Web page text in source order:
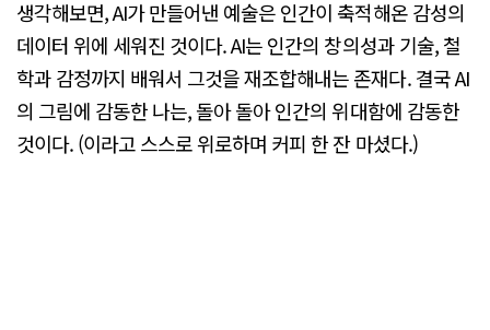
생각해보면, AI가 만들어낸 예술은 인간이 축적해온 감성의
데이터 위에 세워진 것이다. AI는 인간의 창의성과 기술, 철
학과 감정까지 배워서 그것을 재조합해내는 존재다. 결국 AI
의 그림에 감동한 나는, 돌아 돌아 인간의 위대함에 감동한
것이다. (이라고 스스로 위로하며 커피 한 잔 마셨다.)